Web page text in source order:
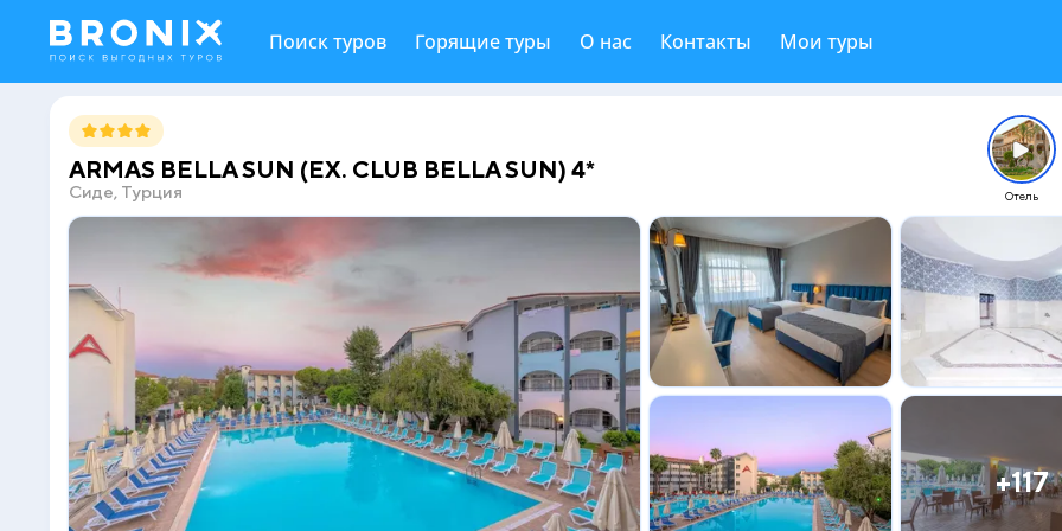
Поиск туров Горящие туры О нас Контакты Мои туры
ARMAS BELLA SUN (EX. CLUB BELLA SUN) 4*
Сиде, Турция Отель
+117